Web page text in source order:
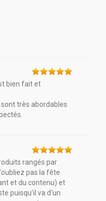
bien fait et
très abordables
rangés par
pas la fête
et du contenu) et
puisqu'il va d'un